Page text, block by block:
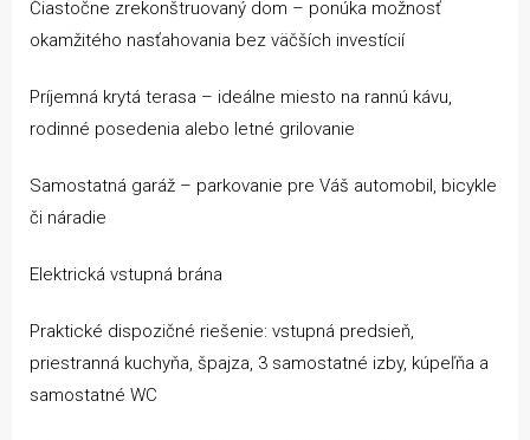
Čiastočne zrekonštruovaný dom – ponúka možnosť
okamžitého nasťahovania bez väčších investícií
Príjemná krytá terasa – ideálne miesto na rannú kávu,
rodinné posedenia alebo letné grilovanie
Samostatná garáž – parkovanie pre Váš automobil, bicykle
či náradie
Elektrická vstupná brána
Praktické dispozičné riešenie: vstupná predsieň,
priestranná kuchyňa, špajza, 3 samostatné izby, kúpeľňa a
samostatné WC